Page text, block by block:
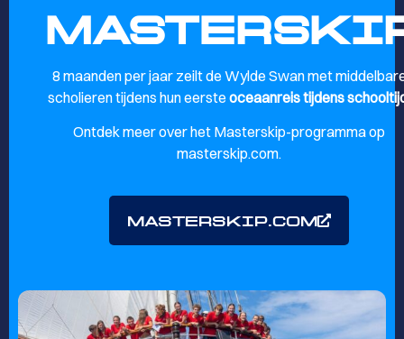
8 maanden per jaar zeilt de Wylde Swan met
scholieren tijdens hun eerste oceaanreis tijdens
Ontdek meer over het Masterskip-programma op
masterskip.com.
MASTERSKIP.COM